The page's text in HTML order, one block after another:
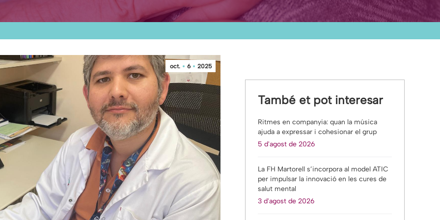
oct. 6 2025
També et pot interesar
Ritmes en companyia: quan la música
ajuda a expressar i cohesionar el grup
5 d'agost de 2026
La FH Martorell s’incorpora al model ATIC
per impulsar la innovació en les cures de
salut mental
3 d'agost de 2026